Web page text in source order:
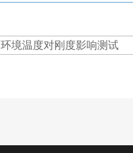
环境温度对刚度影响测试